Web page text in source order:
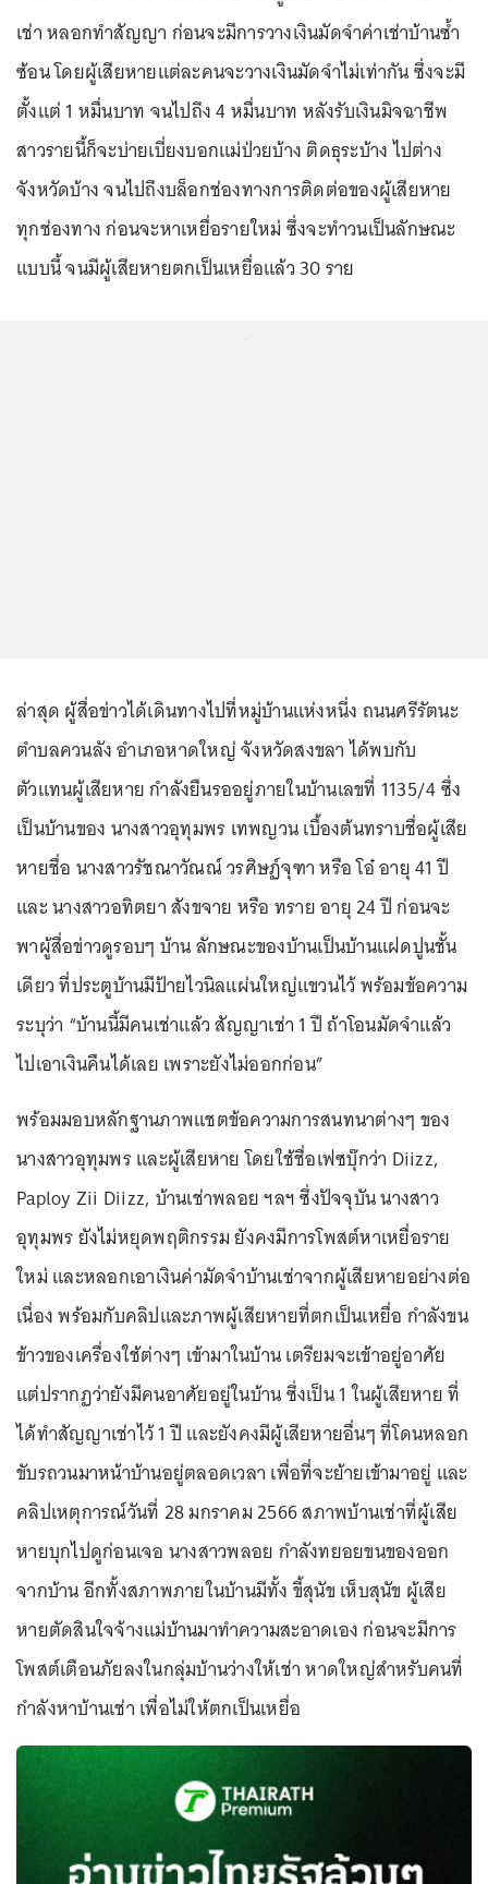
เช่า หลอกทำสัญญา ก่อนจะมีการวางเงินมัดจำค่าเช่าบ้านซ้ำ
ซ้อน โดยผู้เสียหายแต่ละคนจะวางเงินมัดจำไม่เท่ากัน ซึ่งจะมี
ตั้งแต่ 1 หมื่นบาท จนไปถึง 4 หมื่นบาท หลังรับเงินมิจฉาชีพ
สาวรายนี้ก็จะบ่ายเบี่ยงบอกแม่ป่วยบ้าง ติดธุระบ้าง ไปต่าง
จังหวัดบ้าง จนไปถึงบล็อกช่องทางการติดต่อของผู้เสียหาย
ทุกช่องทาง ก่อนจะหาเหยื่อรายใหม่ ซึ่งจะทำวนเป็นลักษณะ
แบบนี้ จนมีผู้เสียหายตกเป็นเหยื่อแล้ว 30 ราย
ล่าสุด ผู้สื่อข่าวได้เดินทางไปที่หมู่บ้านแห่งหนึ่ง ถนนศรีรัตนะ
ตำบลควนลัง อำเภอหาดใหญ่ จังหวัดสงขลา ได้พบกับ
ตัวแทนผู้เสียหาย กำลังยืนรออยู่ภายในบ้านเลขที่ 1135/4 ซึ่ง
เป็นบ้านของ นางสาวอุทุมพร เทพญวน เบื้องต้นทราบชื่อผู้เสีย
หายชื่อ นางสาวรัชณาวัณณ์ วรศิษฏ์จุฑา หรือ โอ๋ อายุ 41 ปี
และ นางสาวอทิตยา สังขจาย หรือ ทราย อายุ 24 ปี ก่อนจะ
พาผู้สื่อข่าวดูรอบๆ บ้าน ลักษณะของบ้านเป็นบ้านแฝดปูนชั้น
เดียว ที่ประตูบ้านมีป้ายไวนิลแผ่นใหญ่แขวนไว้ พร้อมข้อความ
ระบุว่า “บ้านนี้มีคนเช่าแล้ว สัญญาเช่า 1 ปี ถ้าโอนมัดจำแล้ว
ไปเอาเงินคืนได้เลย เพราะยังไม่ออกก่อน”
พร้อมมอบหลักฐานภาพแชตข้อความการสนทนาต่างๆ ของ
นางสาวอุทุมพร และผู้เสียหาย โดยใช้ชื่อเฟซบุ๊กว่า Diizz,
Paploy Zii Diizz, บ้านเช่าพลอย ฯลฯ ซึ่งปัจจุบัน นางสาว
อุทุมพร ยังไม่หยุดพฤติกรรม ยังคงมีการโพสต์หาเหยื่อราย
ใหม่ และหลอกเอาเงินค่ามัดจำบ้านเช่าจากผู้เสียหายอย่างต่อ
เนื่อง พร้อมกับคลิปและภาพผู้เสียหายที่ตกเป็นเหยื่อ กำลังขน
ข้าวของเครื่องใช้ต่างๆ เข้ามาในบ้าน เตรียมจะเข้าอยู่อาศัย
แต่ปรากฏว่ายังมีคนอาศัยอยู่ในบ้าน ซึ่งเป็น 1 ในผู้เสียหาย ที่
ได้ทำสัญญาเช่าไว้ 1 ปี และยังคงมีผู้เสียหายอื่นๆ ที่โดนหลอก
ขับรถวนมาหน้าบ้านอยู่ตลอดเวลา เพื่อที่จะย้ายเข้ามาอยู่ และ
คลิปเหตุการณ์วันที่ 28 มกราคม 2566 สภาพบ้านเช่าที่ผู้เสีย
หายบุกไปดูก่อนเจอ นางสาวพลอย กำลังทยอยขนของออก
จากบ้าน อีกทั้งสภาพภายในบ้านมีทั้ง ขี้สุนัข เห็บสุนัข ผู้เสีย
หายตัดสินใจจ้างแม่บ้านมาทำความสะอาดเอง ก่อนจะมีการ
โพสต์เตือนภัยลงในกลุ่มบ้านว่างให้เช่า หาดใหญ่สำหรับคนที่
กำลังหาบ้านเช่า เพื่อไม่ให้ตกเป็นเหยื่อ